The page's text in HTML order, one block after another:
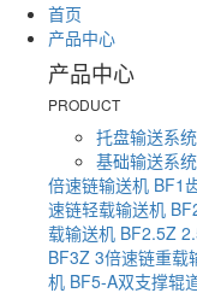
首页
产品中心
产品中心
PRODUCT
托盘输送系统
基础输送系统
倍速链输送机 BF1
速链轻载输送机
载输送机 BF2.5Z
BF3Z 3倍速链重载
机 BF5-A双支撑辊